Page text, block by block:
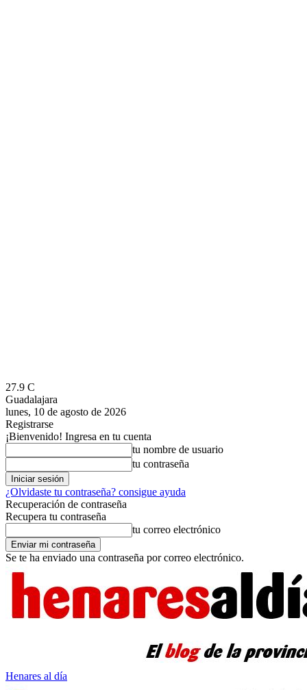
27.9 C
Guadalajara
lunes, 10 de agosto de 2026
Registrarse
¡Bienvenido! Ingresa en tu cuenta
tu nombre de usuario
tu contraseña
¿Olvidaste tu contraseña? consigue ayuda
Recuperación de contraseña
Recupera tu contraseña
tu correo electrónico
Se te ha enviado una contraseña por correo electrónico.
Henares al día